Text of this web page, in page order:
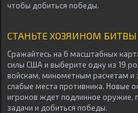
чтобы добиться победы.
СТАНЬТЕ ХОЗЯИНОМ БИТВЫ
Сражайтесь на 6 масштабных
силы США и выберите одну из 19
войскам, минометным расчетам и
слабые места противника. Новые
игроков ждет подлинное оружие,
задачи и добиться победы.